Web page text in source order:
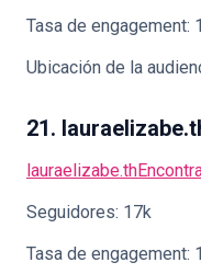
Tasa de engagement:
Ubicación de la
21.
lauraelizabe.th
Seguidores: 17k
Tasa de engagement: